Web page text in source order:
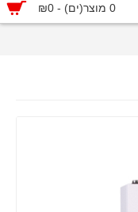
0 מוצר(ים) - ₪0